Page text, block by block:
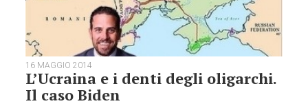
16 MAGGIO 2014
L’Ucraina e i denti degli oligarchi.
Il caso Biden